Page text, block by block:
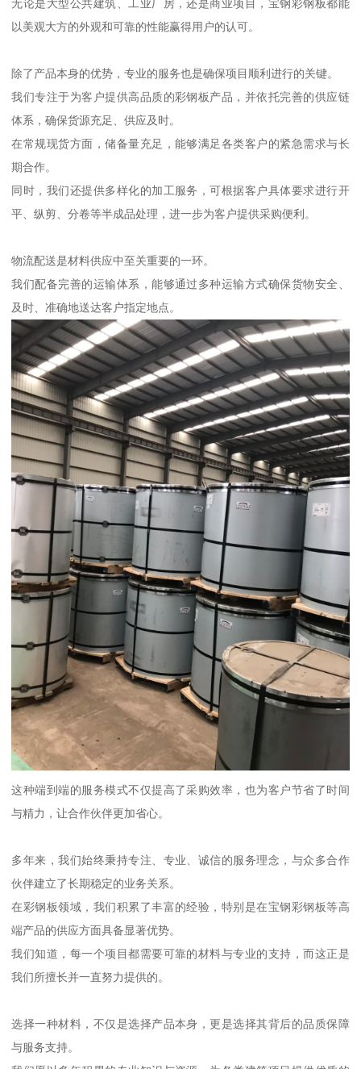
无论是大型公共建筑、工业厂房，还是商业项目，宝钢彩钢板都能
以美观大方的外观和可靠的性能赢得用户的认可。
除了产品本身的优势，专业的服务也是确保项目顺利进行的关键。
我们专注于为客户提供高品质的彩钢板产品，并依托完善的供应链
体系，确保货源充足、供应及时。
在常规现货方面，储备量充足，能够满足各类客户的紧急需求与长
期合作。
同时，我们还提供多样化的加工服务，可根据客户具体要求进行开
平、纵剪、分卷等半成品处理，进一步为客户提供采购便利。
物流配送是材料供应中至关重要的一环。
我们配备完善的运输体系，能够通过多种运输方式确保货物安全、
及时、准确地送达客户指定地点。
这种端到端的服务模式不仅提高了采购效率，也为客户节省了时间
与精力，让合作伙伴更加省心。
多年来，我们始终秉持专注、专业、诚信的服务理念，与众多合作
伙伴建立了长期稳定的业务关系。
在彩钢板领域，我们积累了丰富的经验，特别是在宝钢彩钢板等高
端产品的供应方面具备显著优势。
我们知道，每一个项目都需要可靠的材料与专业的支持，而这正是
我们所擅长并一直努力提供的。
选择一种材料，不仅是选择产品本身，更是选择其背后的品质保障
与服务支持。